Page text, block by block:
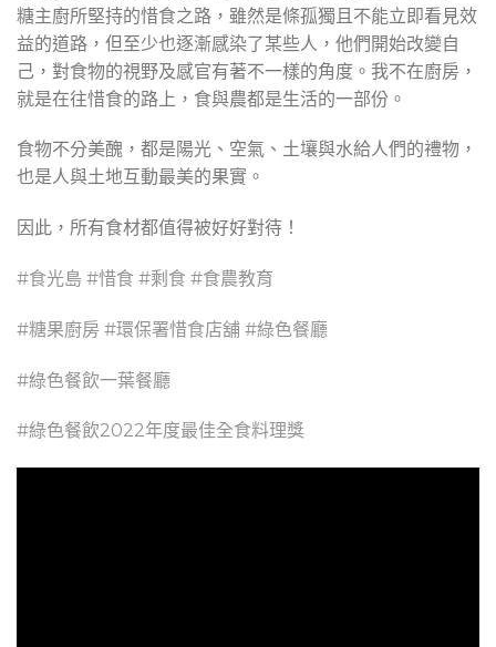
糖主廚所堅持的惜食之路，雖然是條孤獨且不能立即看見效
益的道路，但至少也逐漸感染了某些人，他們開始改變自
己，對食物的視野及感官有著不一樣的角度。我不在廚房，
就是在往惜食的路上，食與農都是生活的一部份。
食物不分美醜，都是陽光、空氣、土壤與水給人們的禮物，
也是人與土地互動最美的果實。
因此，所有食材都值得被好好對待！
#食光島 #惜食 #剩食 #食農教育
#糖果廚房 #環保署惜食店舖 #綠色餐廳
#綠色餐飲一葉餐廳
#綠色餐飲2022年度最佳全食料理獎